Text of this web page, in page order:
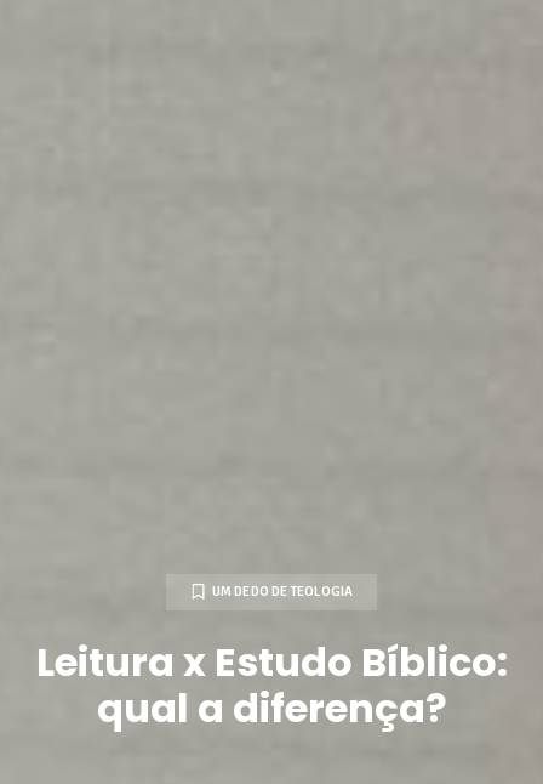
UM DEDO DE TEOLOGIA
Leitura x Estudo Bíblico:
qual a diferença?